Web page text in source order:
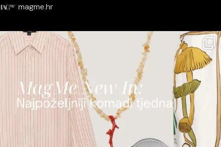
magme.hr